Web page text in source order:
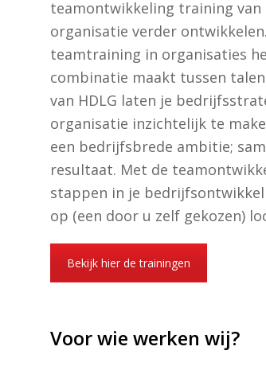
teamontwikkeling training van
organisatie verder
teamtraining in organisaties
combinatie maakt tussen
van HDLG laten je
organisatie inzichtelijk te
een bedrijfsbrede ambitie;
resultaat. Met de
stappen in je
op (een door u zelf gekozen)
Bekijk hier de trainingen
Voor wie werken wij?